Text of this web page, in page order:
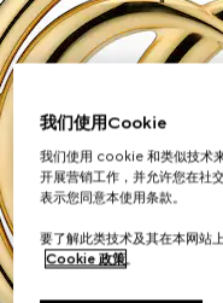
我们使用Cookie
我们使用 cookie 和类似技术
开展营销工作，并允许您在社
表示您同意本使用条款。
要了解此类技术及其在本网站
Cookie 政策。